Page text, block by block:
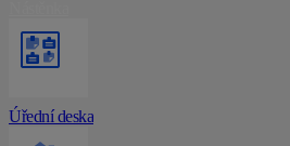
Úřední deska